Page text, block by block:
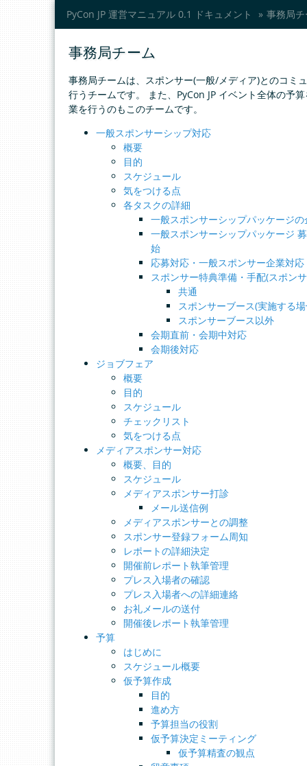
PyCon JP 運営マニュアル 0.1 ドキュメント » 事務局
事務局チーム
事務局チームは、スポンサー(一般/メディア)とのコミ
行うチームです。 また、PyCon JP イベント全体の予
業を行うのもこのチームです。
一般スポンサーシップ対応
概要
目的
スケジュール
気をつける点
各タスクの詳細
一般スポンサーシップパッケージの
一般スポンサーシップパッケージ
始
応募対応・一般スポンサー企業対応
スポンサー特典準備・手配(スポン
共通
スポンサーブース(実施する
スポンサーブース以外
会期直前・会期中対応
会期後対応
ジョブフェア
概要
目的
スケジュール
チェックリスト
気をつける点
メディアスポンサー対応
概要、目的
スケジュール
メディアスポンサー打診
メール送信例
メディアスポンサーとの調整
スポンサー登録フォーム周知
レポートの詳細決定
開催前レポート執筆管理
プレス入場者の確認
プレス入場者への詳細連絡
お礼メールの送付
開催後レポート執筆管理
予算
はじめに
スケジュール概要
仮予算作成
目的
進め方
予算担当の役割
仮予算決定ミーティング
仮予算精査の観点